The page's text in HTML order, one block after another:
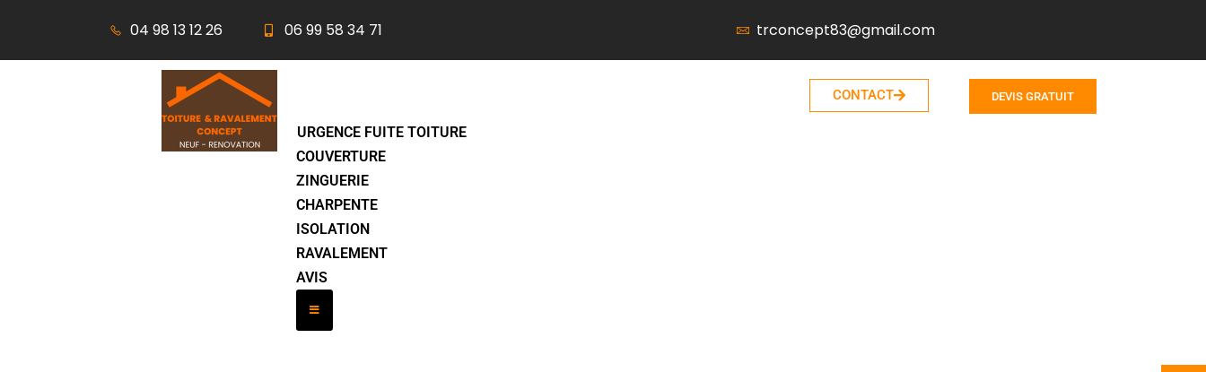
04 98 13 12 26 06 99 58 34 71 trconcept83@gmail.com
CONTACT DEVIS GRATUIT
URGENCE FUITE TOITURE
COUVERTURE
ZINGUERIE
CHARPENTE
ISOLATION
RAVALEMENT
AVIS
Hamburger Toggle Menu